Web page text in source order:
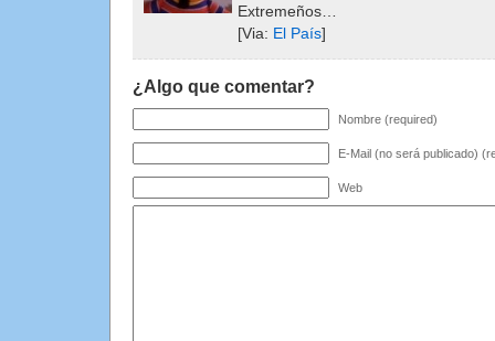
Extremeños…
[Via: El País]
¿Algo que comentar?
Nombre (required)
E-Mail (no será publicado)
Web